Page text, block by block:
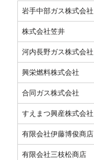
岩手中部ガス株式会社
株式会社笠井
河内長野ガス株式会社
興栄燃料株式会社
合同ガス株式会社
すえまつ興産株式会社
有限会社伊藤博俊商店
有限会社三枝松商店